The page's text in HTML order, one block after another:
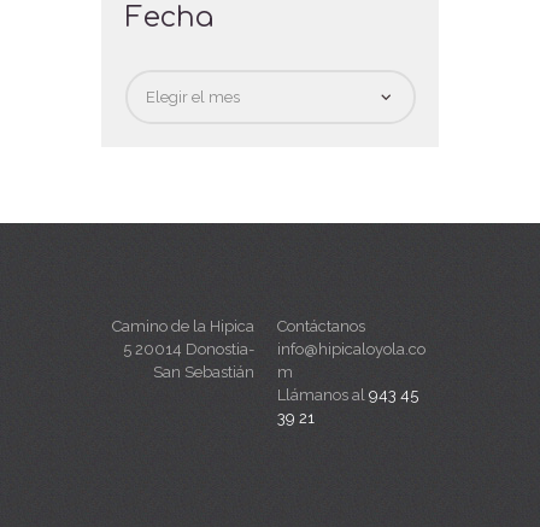
Fecha
Camino de la Hipica
5 20014 Donostia-
San Sebastián
Contáctanos
info@hipicaloyola.co
m
Llámanos al 943 45
39 21